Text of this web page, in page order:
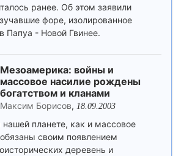
ранее. Об этом заявили
форе, изолированное
Папуа - Новой Гвинее.
Мезоамерика: войны и
массовое насилие рождены
богатством и кланами
Максим Борисов, 18.09.2003
планете, как и массовое
своим появлением
деревень и